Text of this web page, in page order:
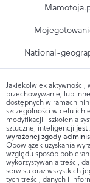
National-
Jakiekolwiek aktywności,
przechowywanie, lub
dostępnych w ramach
szczególności w celu ich
modyfikacji i szkolenia
sztucznej inteligencji
wyrażonej zgody
Obowiązek uzyskania
względu sposób
wykorzystywania treści,
serwisu oraz wszystkich
tych treści, danych i